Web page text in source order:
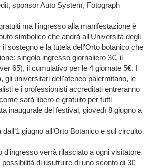
sponsor Auto System, Fotograph
ma l'ingresso alla manifestazione è
simbolico che andrà all'Università degli
il sostegno e la tutela dell'Orto botanico che
singolo ingresso giornaliero 3€, il
65), il cumulativo per le 4 giornate 5€. I
gli universitari dell'ateneo palermitano, le
e i professionisti accreditati entreranno
sarà libero e gratuito per tutti
inaugurale del festival, giovedì 8 giugno a
giugno all’Orto Botanico e sul circuito
d'ingresso verrà rilasciato a ogni visitatore
di usufruire di uno sconto di 3€